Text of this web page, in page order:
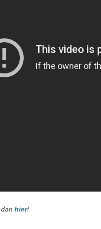
danhier!